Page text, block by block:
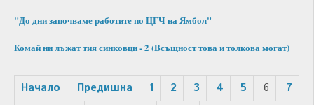
"До дни започваме работите по ЦГЧ на Ямбол"
Комай ни лъжат тия синковци - 2 (Всъщност това и толкова могат)
Начало Предишна 1 2 3 4 5 6 7